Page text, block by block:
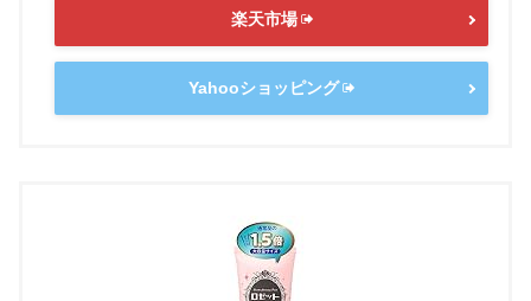
楽天市場
Yahooショッピング